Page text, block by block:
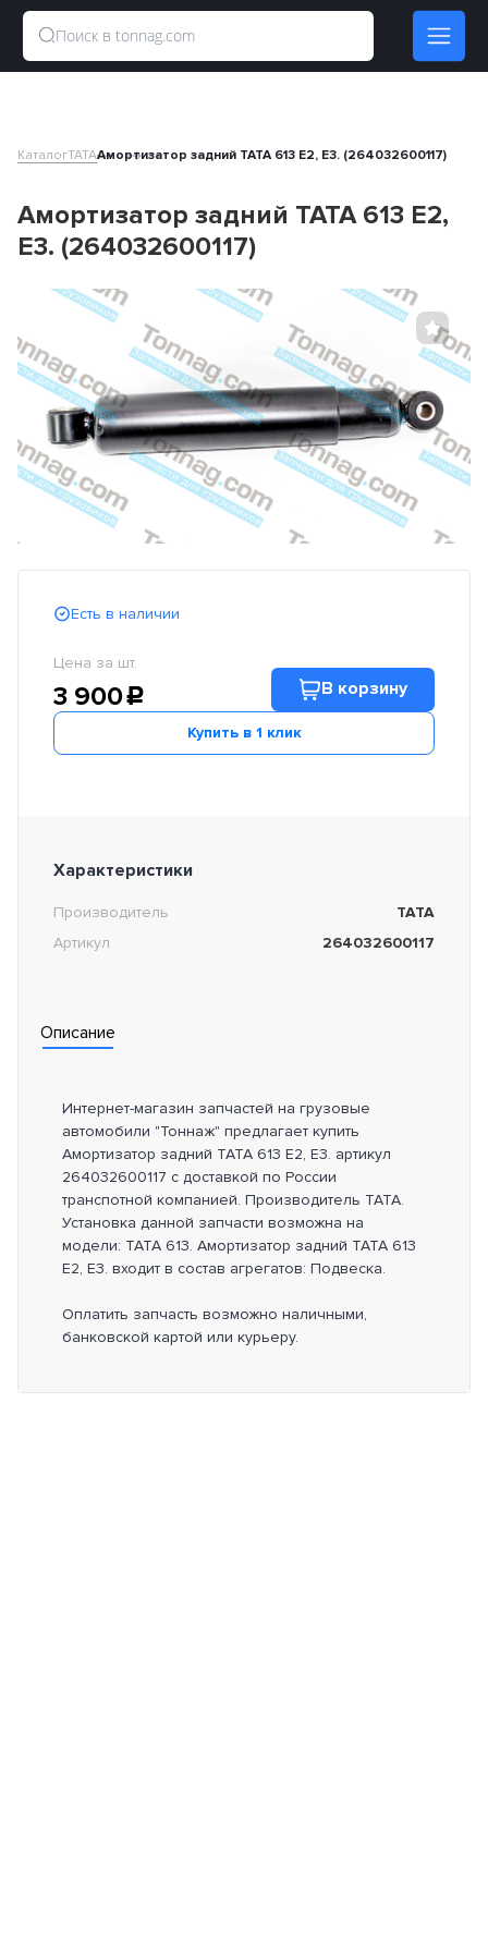
КаталогTATAАмортизатор задний TATA 613 E2, E3. (264032600117)
Амортизатор задний TATA 613 E2,
E3. (264032600117)
Есть в наличии
Цена за шт.
3 900c В корзину
Купить в 1 клик
Характеристики
Производитель
TATA
Артикул
264032600117
Описание
Интернет-магазин запчастей на грузовые
автомобили "Тоннаж" предлагает купить
Амортизатор задний TATA 613 E2, E3. артикул
264032600117 с доставкой по России
транспотной компанией. Производитель TATA.
Установка данной запчасти возможна на
модели: TATA 613. Амортизатор задний TATA 613
E2, E3. входит в состав агрегатов: Подвеска.
Оплатить запчасть возможно наличными,
банковской картой или курьеру.